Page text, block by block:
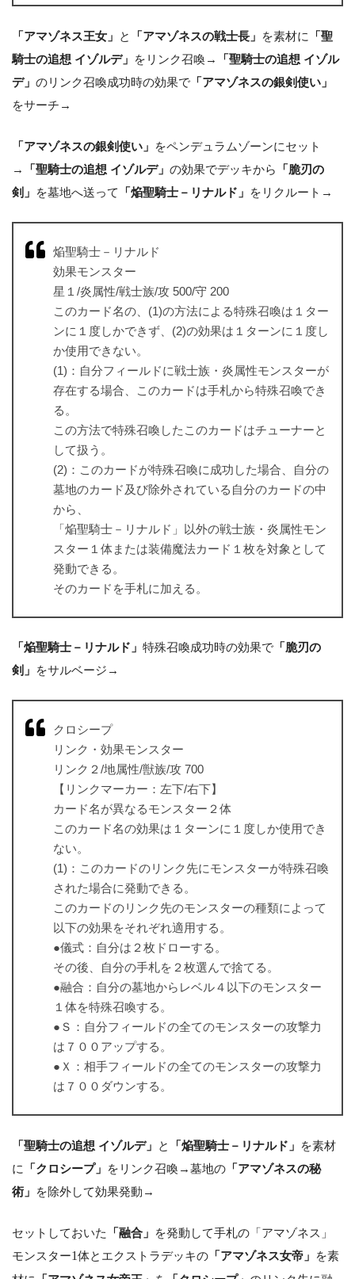
「アマゾネス王女」 と 「アマゾネスの戦士長」 を素材に
「聖
騎士の追想 イゾルデ」 をリンク召喚→
「聖騎士の追想 イゾル
デ」 のリンク召喚成功時の効果で 「アマゾネスの銀剣使い」
をサーチ→
「アマゾネスの銀剣使い」 をペンデュラムゾーンにセット
→
「聖騎士の追想 イゾルデ」 の効果でデッキから
「脆刃の
剣」 を墓地へ送って 「焔聖騎士－リナルド」 をリクルート→
焔聖騎士－リナルド
効果モンスター
星１/炎属性/戦士族/攻 500/守 200
このカード名の、(1)の方法による特殊召喚は１ター
ンに１度しかできず、(2)の効果は１ターンに１度し
か使用できない。
(1)：自分フィールドに戦士族・炎属性モンスターが
存在する場合、このカードは手札から特殊召喚でき
る。
この方法で特殊召喚したこのカードはチューナーと
して扱う。
(2)：このカードが特殊召喚に成功した場合、自分の
墓地のカード及び除外されている自分のカードの中
から、
「焔聖騎士－リナルド」以外の戦士族・炎属性モン
スター１体または装備魔法カード１枚を対象として
発動できる。
そのカードを手札に加える。
「焔聖騎士－リナルド」 特殊召喚成功時の効果で 「脆刃の
剣」 をサルベージ→
クロシープ
リンク・効果モンスター
リンク２/地属性/獣族/攻 700
【リンクマーカー：左下/右下】
カード名が異なるモンスター２体
このカード名の効果は１ターンに１度しか使用でき
ない。
(1)：このカードのリンク先にモンスターが特殊召喚
された場合に発動できる。
このカードのリンク先のモンスターの種類によって
以下の効果をそれぞれ適用する。
●儀式：自分は２枚ドローする。
その後、自分の手札を２枚選んで捨てる。
●融合：自分の墓地からレベル４以下のモンスター
１体を特殊召喚する。
●Ｓ：自分フィールドの全てのモンスターの攻撃力
は７００アップする。
●Ｘ：相手フィールドの全てのモンスターの攻撃力
は７００ダウンする。
「聖騎士の追想 イゾルデ」 と 「焔聖騎士－リナルド」 を素材
に
「クロシープ」 をリンク召喚→墓地の 「アマゾネスの秘
術」 を除外して効果発動→
セットしておいた 「融合」 を発動して手札の「アマゾネス」
モンスター1体とエクストラデッキの 「アマゾネス女帝」 を素